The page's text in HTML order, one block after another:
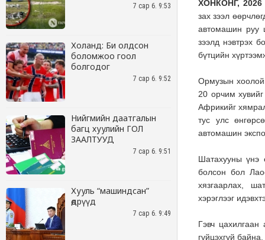
7 сар 6. 9:53
Холанд: Би олдсон
боломжоо гоол
болгодог
7 сар 6. 9:52
Нийгмийн даатгалын
багц хуулийн ГОЛ
ЗААЛТУУД
7 сар 6. 9:51
Хууль “машиндсан”
өдрүүд
7 сар 6. 9:49